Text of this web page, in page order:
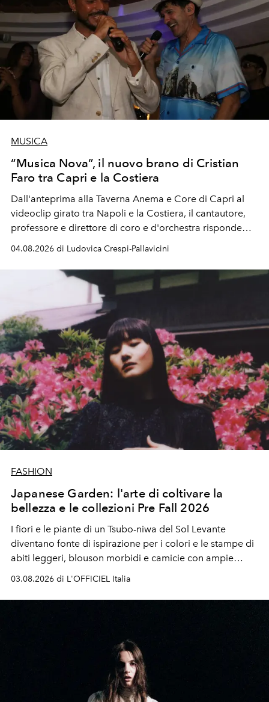
MUSICA
“Musica Nova”, il nuovo brano di Cristian
Faro tra Capri e la Costiera
Dall'anteprima alla Taverna Anema e Core di Capri al
videoclip girato tra Napoli e la Costiera, il cantautore,
professore e direttore di coro e d'orchestra risponde
04.08.2026 di Ludovica Crespi-Pallavicini
FASHION
Japanese Garden: l'arte di coltivare la
bellezza e le collezioni Pre Fall 2026
I fiori e le piante di un Tsubo-niwa del Sol Levante
diventano fonte di ispirazione per i colori e le stampe di
abiti leggeri, blouson morbidi e camicie con ampie
03.08.2026 di L'OFFICIEL Italia